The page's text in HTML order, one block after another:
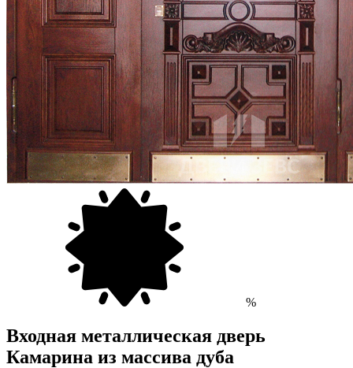
%
Входная металлическая дверь
Камарина из массива дуба